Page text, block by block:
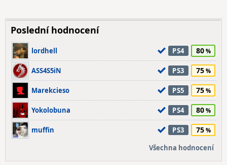
Poslední hodnocení
lordhell PS4 80
ASS4S5iN PS3 75
Marekcieso PS5 75
Yokolobuna PS4 80
muffin PS3 75
Všechna hodnocení